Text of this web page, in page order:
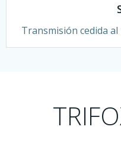
Transmisión cedida